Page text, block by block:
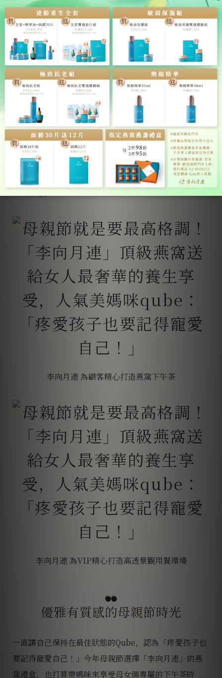
上燕窩最低糖的甜度，喝起來清爽不膩；讓Qube不禁讚
嘆「真的是犒賞媽咪最好的選擇。」
李向月連首創「燕窩下午茶」，將珍貴燕窩融入甜點，
在獨棟空間裡營造出恬靜氛圍，也讓Qube一坐下就舒服
地不想離開；獨家「現燉燕窩 佐 松茸美人雞湯」是不少
顧客來訪指定品項，而由飯店主廚秘製的「燕窩點
心」，更是在google累積了上千則五星好評，絕美滋味
李向月連 為顧客精心打造燕窩下午茶
李向月連 為VIP精心打造高透景觀用餐環境
一直讓自己保持在最佳狀態的Qube，認為「疼愛孩子也
要記得寵愛自己！」今年母親節選擇「李向月連」的燕
窩禮盒，也打算帶媽咪來享受母女倆專屬的下午茶時